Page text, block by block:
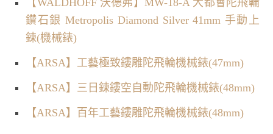
鑽石銀 Metropolis Diamond Silver 41mm 手動上
鍊(機械錶)
【ARSA】工藝極致鏤雕陀飛輪機械錶(47mm)
【ARSA】三日鍊鏤空自動陀飛輪機械錶(48mm)
【ARSA】百年工藝鏤雕陀飛輪機械錶(48mm)